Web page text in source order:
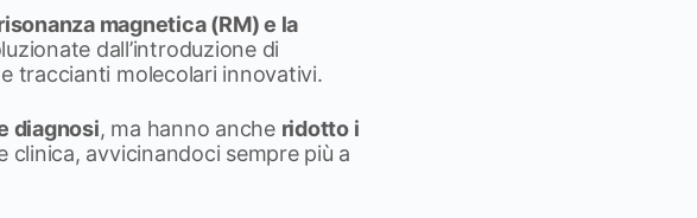
magnetica (RM) e la
dall’introduzione di
traccianti molecolari innovativi.
diagnosi, ma hanno anche ridotto i
clinica, avvicinandoci sempre più a